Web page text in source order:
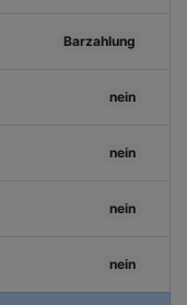
Barzahlung
nein
nein
nein
nein